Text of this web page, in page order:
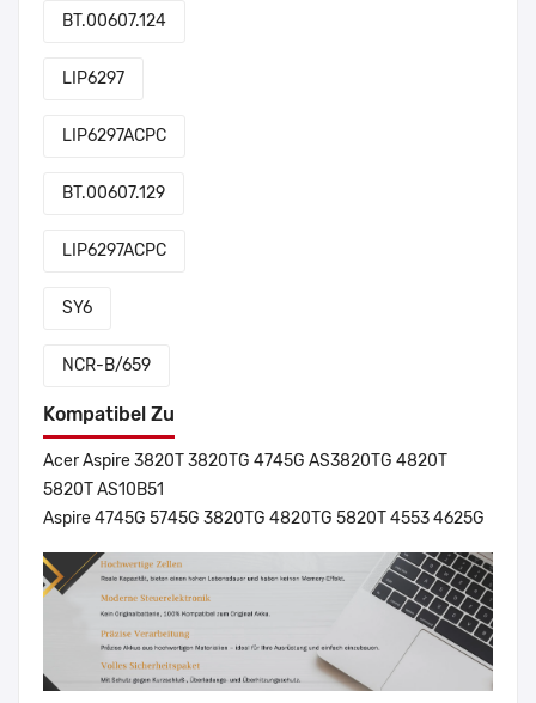
BT.00607.124
LIP6297
LIP6297ACPC
BT.00607.129
LIP6297ACPC
SY6
NCR-B/659
Kompatibel Zu
Acer Aspire 3820T 3820TG 4745G AS3820TG 4820T
5820T AS10B51
Aspire 4745G 5745G 3820TG 4820TG 5820T 4553 4625G